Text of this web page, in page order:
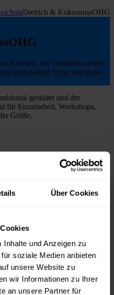
Über Cookies
und Anzeigen zu
soziale Medien anbieten
unsere Website zu
wir Informationen zu Ihrer
an unsere Partner für
Dietrich & KokosnussOHG
Rahmen, um voranzukommen,
gleichzeitig Natur und Ruhe
gestaltet und der
für Einzelarbeit, Workshops,
Größe.
space.com coconat-
zu Wissen, Sichtbarkeit für
dich einzubringen – ob auf
mit Politik und
Kontakte den Unterschied